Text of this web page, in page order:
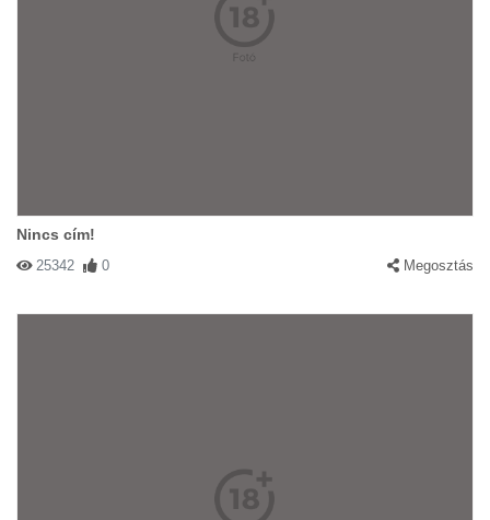
Nincs cím!
25342 0 Megosztás